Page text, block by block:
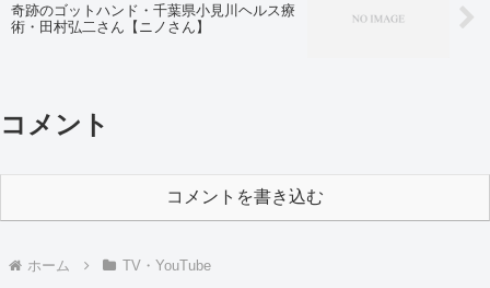
奇跡のゴットハンド・千葉県小見川ヘルス療
術・田村弘二さん【ニノさん】
コメント
コメントを書き込む
ホーム TV・YouTube